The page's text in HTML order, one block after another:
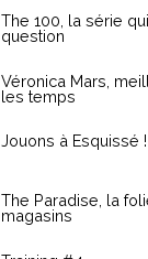
The 100, la série
question
Véronica Mars,
les temps
Jouons à Esquissé !
The Paradise, la
magasins